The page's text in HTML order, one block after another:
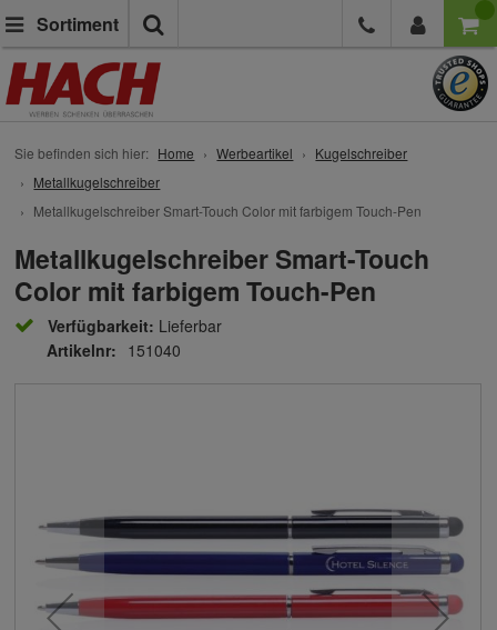
Sortiment
Sie befinden sich hier: Home Werbeartikel
Kugelschreiber
Metallkugelschreiber
Metallkugelschreiber Smart-Touch Color mit farbigem Touch-Pen
Metallkugelschreiber Smart-Touch
Color mit farbigem Touch-Pen
Verfügbarkeit: Lieferbar
Artikelnr: 151040